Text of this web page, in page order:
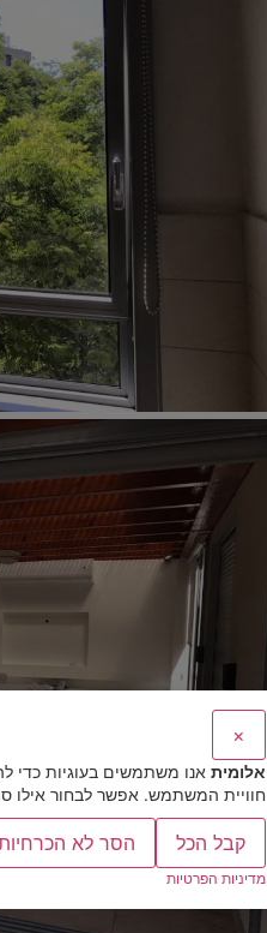
×
אלומית אנו משתמשים בעוגיות
חוויית המשתמש. אפשר לבחור אילו
קבל הכל הסר לא
מדיניות הפרטיות